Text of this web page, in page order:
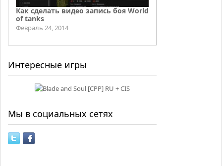
Как сделать видео запись боя World
of tanks
Февраль 24, 2014
Интересные игры
Мы в социальных сетях